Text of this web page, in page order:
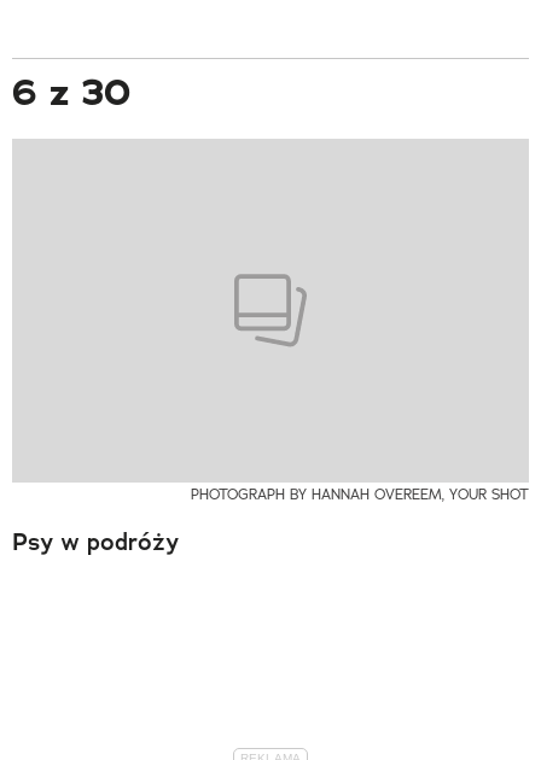
6 z 30
PHOTOGRAPH BY HANNAH OVEREEM, YOUR SHOT
Psy w podróży